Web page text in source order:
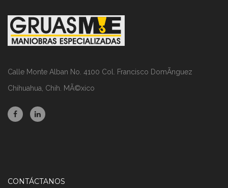
Calle Monte Alban No. 4100 Col. Francisco DomÃ­nguez
Chihuahua, Chih. MÃ©xico
CONTÁCTANOS